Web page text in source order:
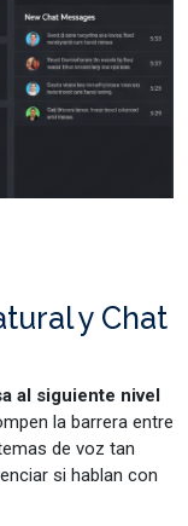
y Chat
al siguiente nivel
la barrera entre
de voz tan
si hablan con